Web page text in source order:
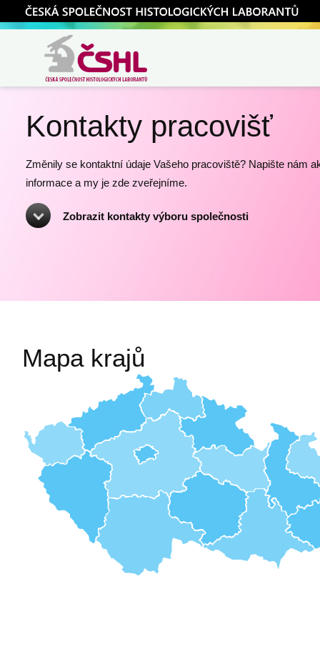
ČSHL
Česká společnost
histologických
laborantů
Kontakty pracovišť
Změnily se kontaktní údaje Vašeho pracoviště? Napište nám
informace a my je zde zveřejníme.
Zobrazit kontakty výboru společnosti
Mapa krajů